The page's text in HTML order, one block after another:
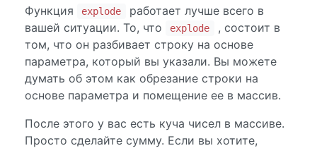
Функция explode
работает лучше всего в
вашей ситуации. То, что
explode
, состоит в
том, что он разбивает строку на основе
параметра, который вы указали. Вы можете
думать об этом как обрезание строки на
основе параметра и помещение ее в массив.
После этого у вас есть куча чисел в массиве.
Просто сделайте сумму. Если вы хотите,